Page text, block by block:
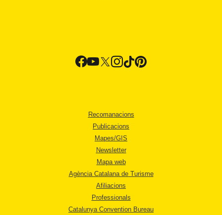
Recomanacions
Publicacions
Mapes/GIS
Newsletter
Mapa web
Agència Catalana de Turisme
Afiliacions
Professionals
Catalunya Convention Bureau